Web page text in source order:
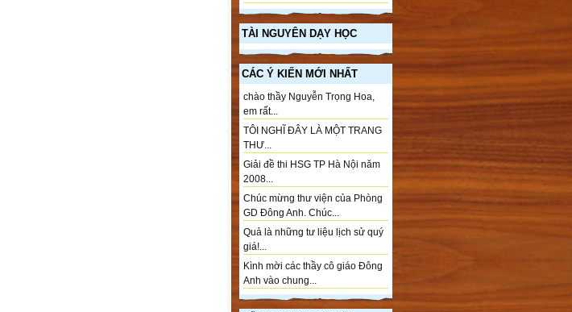
TÀI NGUYÊN DẠY HỌC
CÁC Ý KIẾN MỚI NHẤT
chào thầy Nguyễn Trọng Hoa,
em rất...
TÔI NGHĨ ĐÂY LÀ MỘT TRANG
THƯ...
Giải đề thi HSG TP Hà Nội năm
2008...
Chúc mừng thư viện của Phòng
GD Đông Anh. Chúc...
Quả là những tư liệu lịch sử quý
giá!...
Kình mời các thầy cô giáo Đông
Anh vào chung...